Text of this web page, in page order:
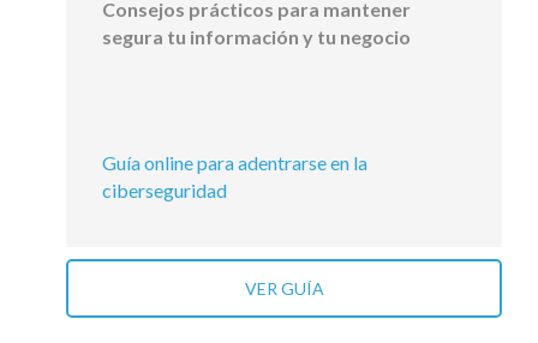
Consejos prácticos para mantener
segura tu información y tu negocio
Guía online para adentrarse en la
ciberseguridad
VER GUÍA